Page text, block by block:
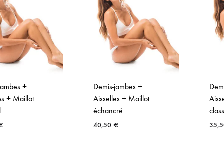
+
+ Maillot
Demis-jambes +
Aisselles + Maillot
échancré
40,50€